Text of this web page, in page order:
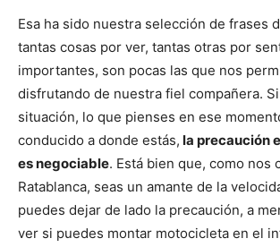
Esa ha sido nuestra selección de frases
tantas cosas por ver, tantas otras por
importantes, son pocas las que nos
disfrutando de nuestra fiel compañera.
situación, lo que pienses en ese
conducido a donde estás, la precaución
es negociable. Está bien que, como nos
Ratablanca, seas un amante de la
puedes dejar de lado la precaución, a
ver si puedes montar motocicleta en el